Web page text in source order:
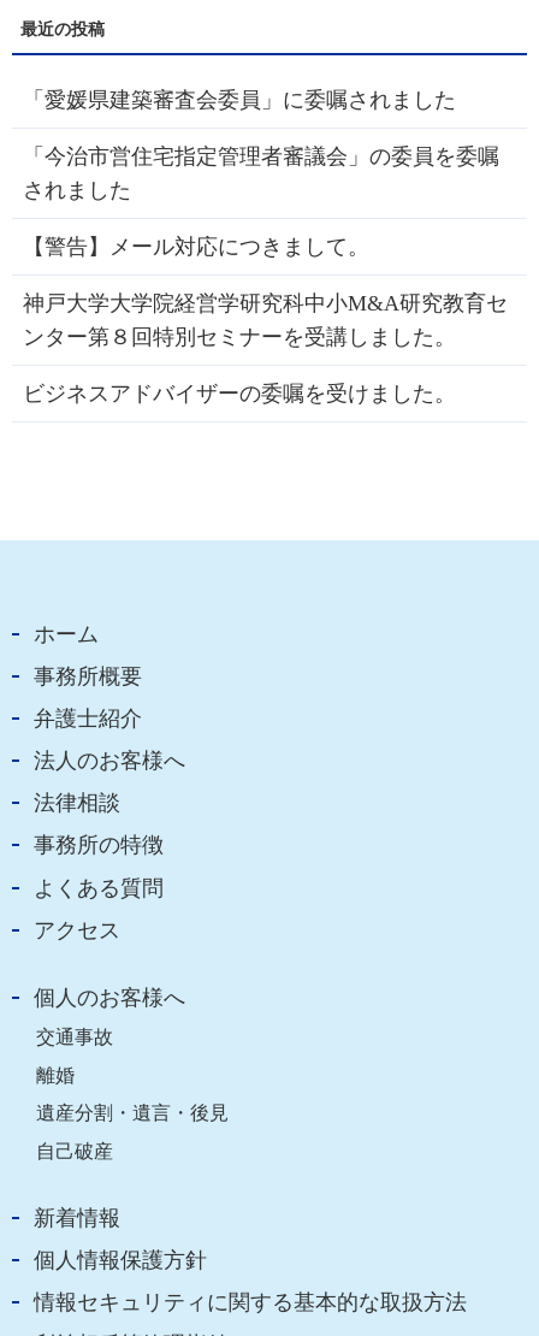
「愛媛県建築審査会委員」に委嘱されました
「今治市営住宅指定管理者審議会」の委員を委嘱
されました
【警告】メール対応につきまして。
神戸大学大学院経営学研究科中小M&A研究教育セ
ンター第８回特別セミナーを受講しました。
ビジネスアドバイザーの委嘱を受けました。
ホーム
事務所概要
弁護士紹介
法人のお客様へ
法律相談
事務所の特徴
よくある質問
アクセス
個人のお客様へ
交通事故
離婚
遺産分割・遺言・後見
自己破産
新着情報
個人情報保護方針
情報セキュリティに関する基本的な取扱方法